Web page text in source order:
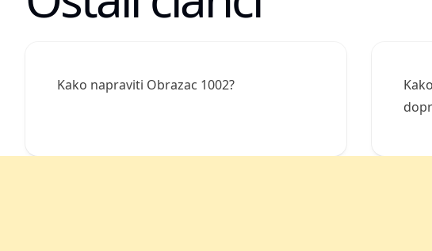
Kako napraviti Obrazac 1002?